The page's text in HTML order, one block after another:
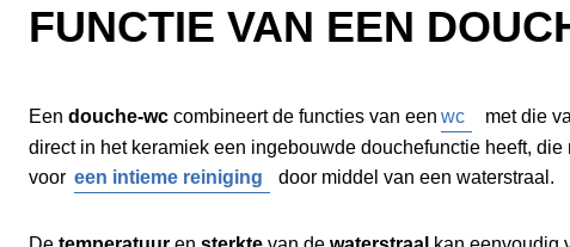
FUNCTIE VAN EEN
Een douche-wc combineert de functies van een wc
met die
direct in het keramiek een ingebouwde douchefunctie heeft, die
voor een intieme reiniging door middel van een waterstraal.